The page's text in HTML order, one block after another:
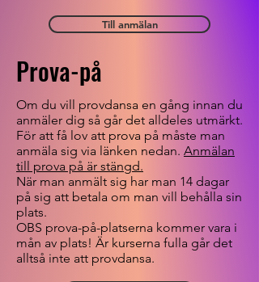
Till anmälan
Prova-på
Om du vill provdansa en gång innan du
anmäler dig så går det alldeles utmärkt.
För att få lov att prova på måste man
anmäla sig via länken nedan. Anmälan
till prova på är stängd.
När man anmält sig har man 14 dagar
på sig att betala om man vill behålla sin
plats.
OBS prova-på-platserna kommer vara i
mån av plats! Är kurserna fulla går det
alltså inte att provdansa.